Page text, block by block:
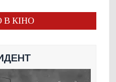
В КІНО